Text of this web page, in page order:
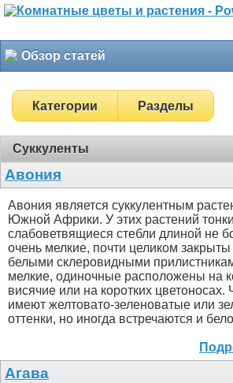
Обзор статей
Категории Разделы
Суккуленты
Авония
Авония является суккулентным
Южной Африки. У этих растений
слабоветвящиеся стебли длиной не
очень мелкие, почти целиком
белыми склеровидными
мелкие, одиночные расположены на
висячие или на коротких
имеют желтовато-зеленоватые или
оттенки, но иногда встречаются и
Агава